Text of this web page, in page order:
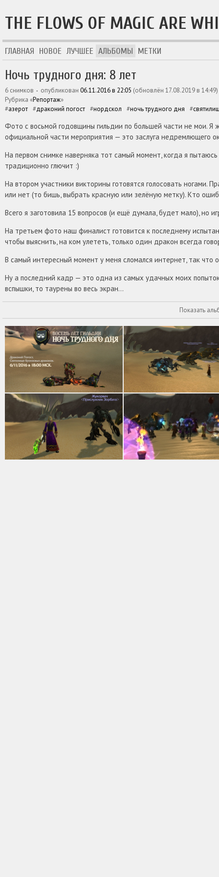
THE FLOWS OF MAGIC ARE
ГЛАВНАЯ НОВОЕ ЛУЧШЕЕ АЛЬБОМЫ МЕТКИ
Ночь трудного дня: 8 лет
6 снимков опубликован 06.11.2016 в 22:05 (обновлён 17.08.2019 в 14:49)
рубрика «Репортаж»
азерот
драконий погост нордскол ночь трудного дня
Фото с восьмой годовщины гильдии по большей части не мои. Я
официальной части мероприятия — это заслуга недремлющего
На первом снимке наверняка тот самый момент, когда я
традиционно глючит :)
На втором участники викторины готовятся голосовать ногами.
или нет (то бишь, выбрать красную или зелёную метку). Кто
Всего я заготовила 15 вопросов (и ещё думала, будет мало), но
На третьем фото наш финалист готовится к последнему
чтобы выяснить, на ком улететь, только один дракон всегда
В самый интересный момент у меня сломался интернет, так что
Ну а последний кадр — это одна из самых удачных моих
вспышки, то таурены во весь экран…
Показать